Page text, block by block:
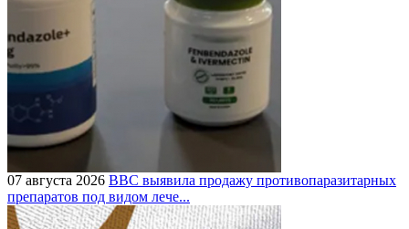
07 августа 2026 BBC выявила продажу противопаразитарных
препаратов под видом лече...